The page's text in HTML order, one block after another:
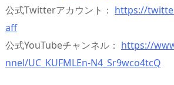
公式Twitterアカウント： https://
aff
公式YouTubeチャンネル： https://
nnel/UC_KUFMLEn-N4_Sr9wco4tcQ